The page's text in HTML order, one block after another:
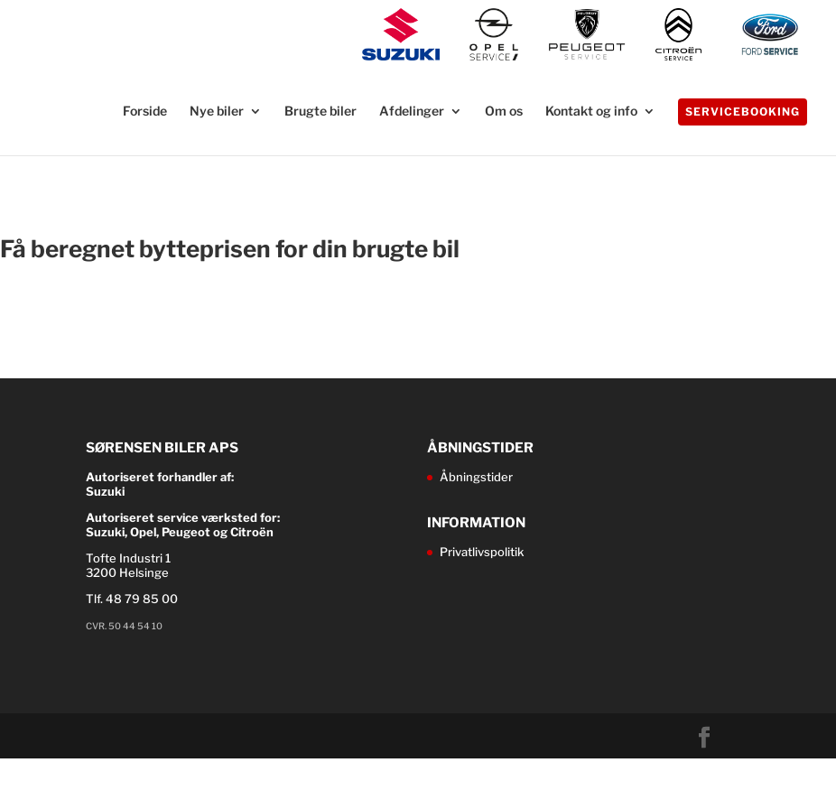
Forside Nye biler Brugte biler Afdelinger Om os Kontakt og info SERVICEBOOKING
Få beregnet bytteprisen for din brugte bil
SØRENSEN BILER APS
Autoriseret forhandler af:
Suzuki
Autoriseret service værksted for:
Suzuki, Opel, Peugeot og Citroën
Tofte Industri 1
3200 Helsinge
Tlf.48 79 85 00
CVR. 50 44 54 10
ÅBNINGSTIDER
Åbningstider
INFORMATION
Privatlivspolitik